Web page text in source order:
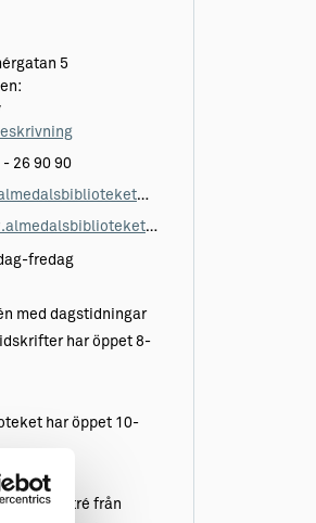
5
- 26 90 90
info.almedalsbiblioteket@gotland.se
www.almedalsbiblioteket.se/
fredag
med dagstidningar
har öppet 8-
har öppet 10-
entré från